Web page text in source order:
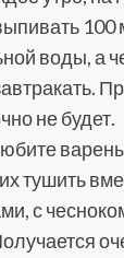
100
воды, а
не будет.
тушить
с